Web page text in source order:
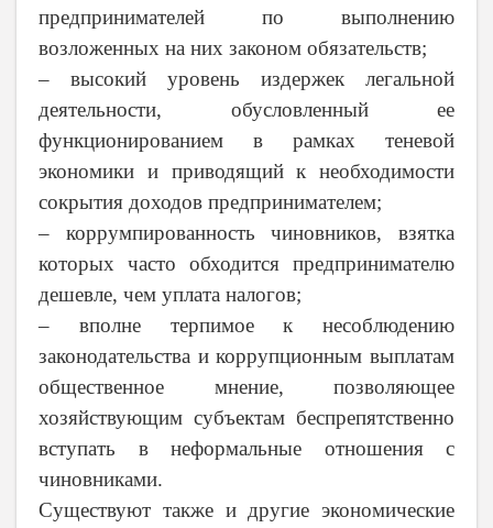
предпринимателей по выполнению
возложенных на них законом обязательств;
– высокий уровень издержек легальной
деятельности, обусловленный ее
функционированием в рамках теневой
экономики и приводящий к необходимости
сокрытия доходов предпринимателем;
– коррумпированность чиновников, взятка
которых часто обходится предпринимателю
дешевле, чем уплата налогов;
– вполне терпимое к несоблюдению
законодательства и коррупционным выплатам
общественное мнение, позволяющее
хозяйствующим субъектам беспрепятственно
вступать в неформальные отношения с
чиновниками.
Существуют также и другие экономические